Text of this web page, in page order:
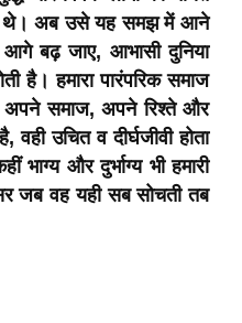
थे। अब उसे यह समझ में आने
आगे बढ़ जाए, आभासी दुनिया
है। हमारा पारंपरिक समाज
अपने समाज, अपने रिश्ते और
वही उचित व दीर्घजीवी होता
और दुर्भाग्य भी हमारी
जब वह यही सब सोचती तब